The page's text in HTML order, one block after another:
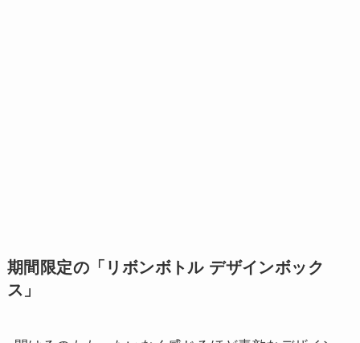
期間限定の「リボンボトル デザインボック
ス」